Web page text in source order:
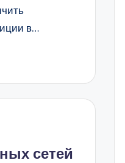
в…
сетей